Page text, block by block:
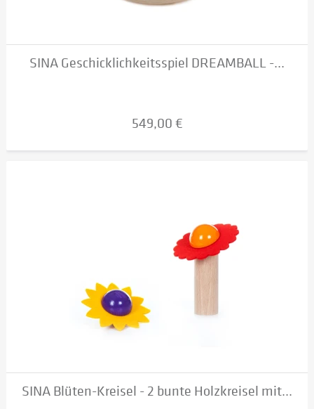
SINA Geschicklichkeitsspiel DREAMBALL -...
549,00 €
SINA Blüten-Kreisel - 2 bunte Holzkreisel mit...